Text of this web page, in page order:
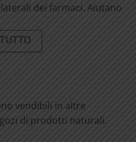
dei farmaci. Aiutano
vendibili in altre
di prodotti naturali.